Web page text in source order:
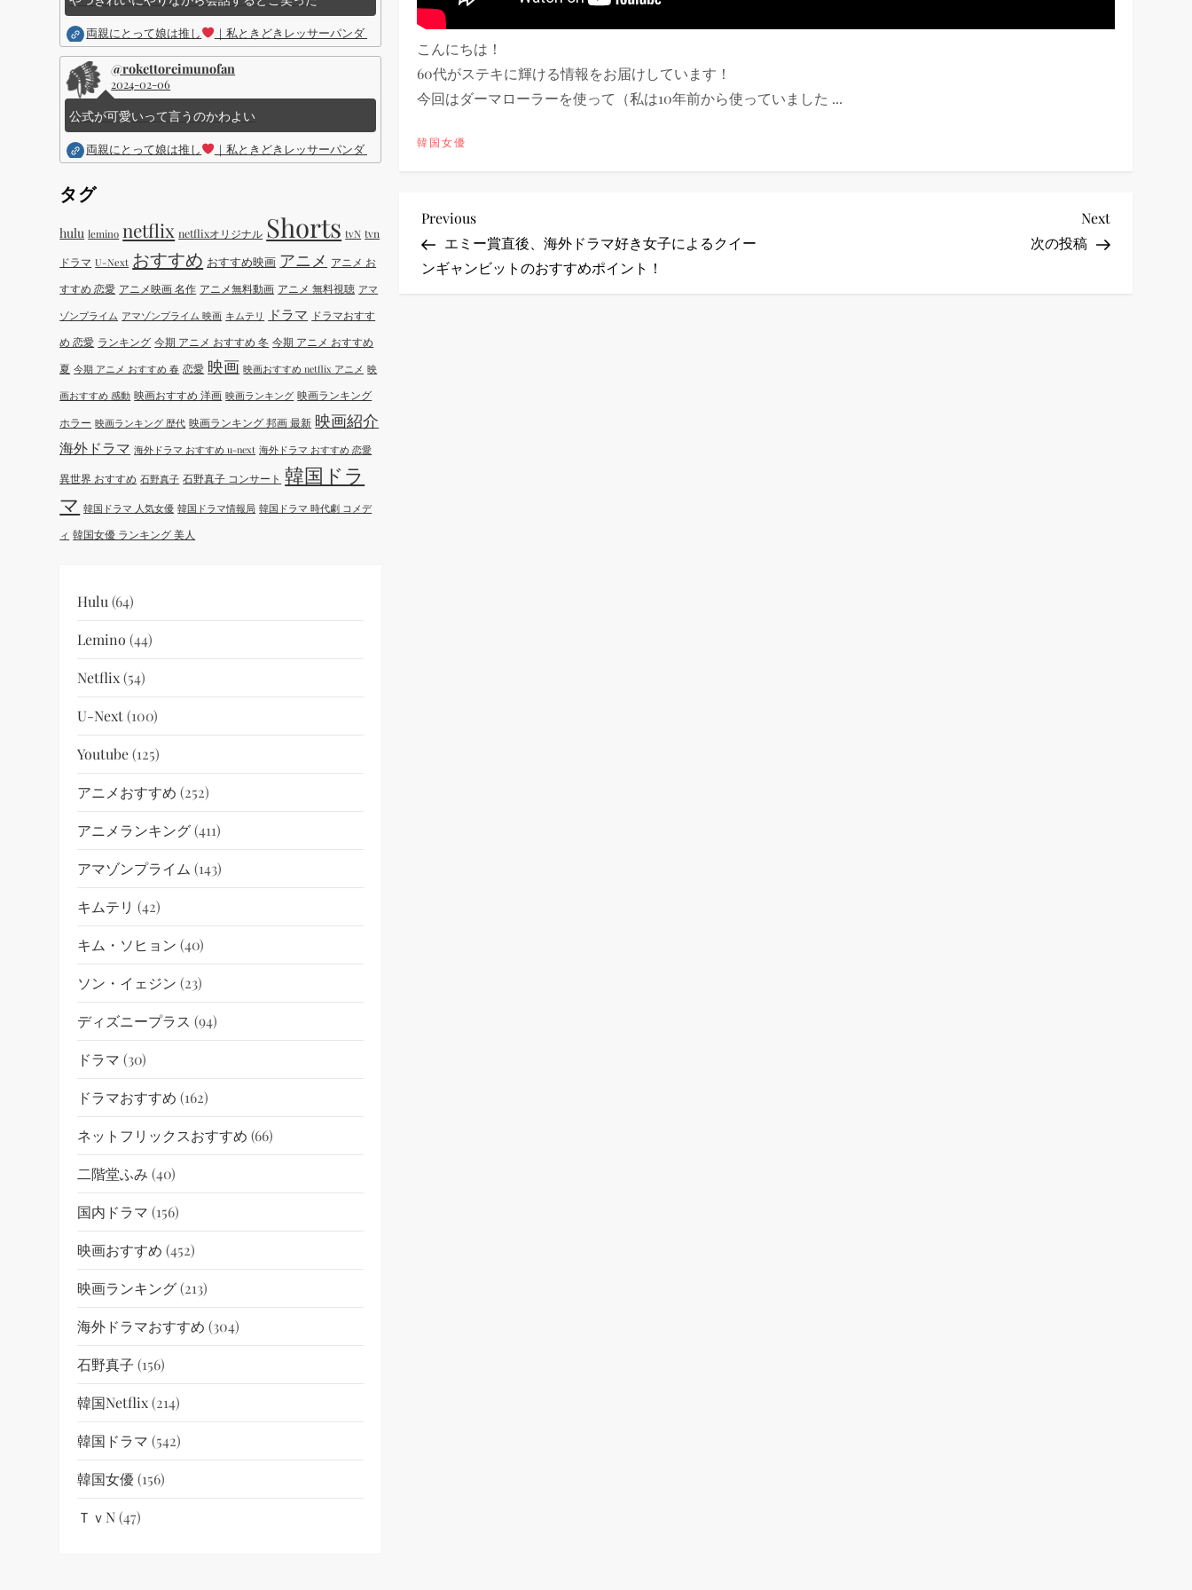
こんにちは！
60代がステキに輝ける情報をお届けしています！
今回はダーマローラーを使って（私は10年前から使っていました ...
韓国女優
投
稿
Previous
Post
Previous
エミー賞直後、海外ドラマ好き女子によるクイー
ンギャンビットのおすすめポイント！
Next
Post
Next
次の投稿
両親にとって娘は推し ｜私ときどきレッサーパンダ ｜Disney (ディズニープラス）
@rokettoreimunofan
2024-02-06
公式が可愛いって言うのかわよい
両親にとって娘は推し ｜私ときどきレッサーパンダ ｜Disney (ディズニープラス）
タグ
hulu lemino netflix netflixオリジナル Shorts tvN tvn
ドラマ U-Next おすすめ おすすめ映画 アニメ アニメ お
すすめ 恋愛 アニメ映画 名作 アニメ無料動画 アニメ 無料視聴 アマ
ゾンプライム アマゾンプライム 映画 キムテリ ドラマ ドラマおすす
め 恋愛 ランキング 今期 アニメ おすすめ 冬 今期 アニメ おすすめ
夏 今期 アニメ おすすめ 春 恋愛 映画 映画おすすめ netflix アニメ 映
画おすすめ 感動 映画おすすめ 洋画 映画ランキング 映画ランキング
ホラー 映画ランキング 歴代 映画ランキング 邦画 最新 映画紹介
海外ドラマ 海外ドラマ おすすめ u-next 海外ドラマ おすすめ 恋愛
異世界 おすすめ 石野真子 石野真子 コンサート 韓国ドラ
マ 韓国ドラマ 人気女優 韓国ドラマ情報局 韓国ドラマ 時代劇 コメデ
ィ 韓国女優 ランキング 美人
Hulu (64)
Lemino (44)
Netflix(54)
U-Next(100)
Youtube(125)
アニメおすすめ (252)
アニメランキング(411)
アマゾンプライム (143)
キムテリ (42)
キム・ソヒョン (40)
ソン・イェジン (23)
ディズニープラス (94)
ドラマ (30)
ドラマおすすめ (162)
ネットフリックスおすすめ (66)
二階堂ふみ (40)
国内ドラマ (156)
映画おすすめ (452)
映画ランキング(213)
海外ドラマおすすめ (304)
石野真子 (156)
韓国netflix(214)
韓国ドラマ (542)
韓国女優(156)
ＴｖN(47)